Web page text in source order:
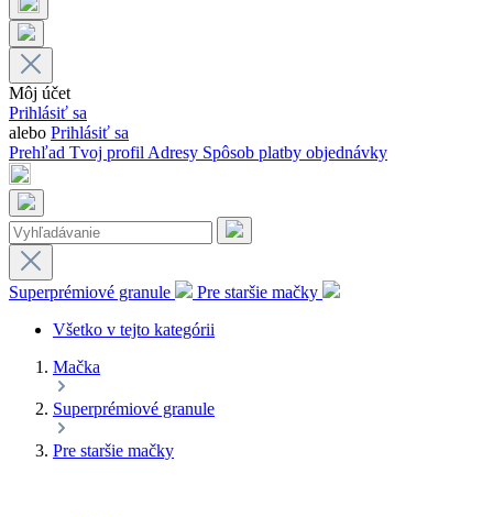
Môj účet
Prihlásiť sa
alebo Prihlásiť sa
Prehľad Tvoj profilAdresy Spôsob platby objednávky
Superprémiové granule
Pre staršie mačky
Všetko v tejto kategórii
Mačka
Superprémiové granule
Pre staršie mačky